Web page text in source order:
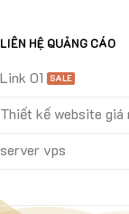
LIÊN HỆ QUẢNG CÁO
Link 01
Thiết kế website giá
server vps